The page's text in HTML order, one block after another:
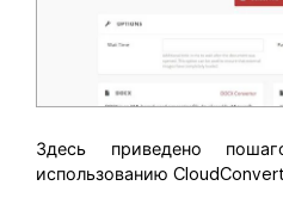
Здесь приведено
использованию